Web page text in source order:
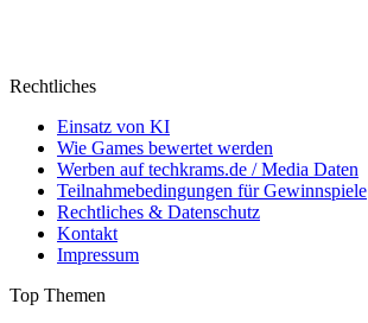
Rechtliches
Einsatz von KI
Wie Games bewertet werden
Werben auf techkrams.de / Media Daten
Teilnahmebedingungen für Gewinnspiele
Rechtliches & Datenschutz
Kontakt
Impressum
Top Themen